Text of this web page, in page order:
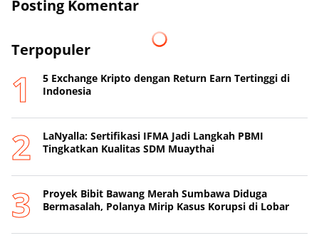
Posting Komentar
Terpopuler
5 Exchange Kripto dengan Return Earn Tertinggi di
Indonesia
LaNyalla: Sertifikasi IFMA Jadi Langkah PBMI
Tingkatkan Kualitas SDM Muaythai
Proyek Bibit Bawang Merah Sumbawa Diduga
Bermasalah, Polanya Mirip Kasus Korupsi di Lobar